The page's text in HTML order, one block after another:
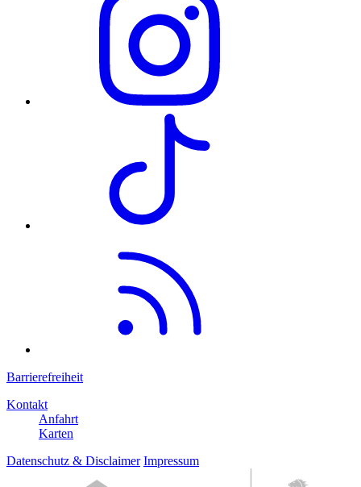
Barrierefreiheit
Kontakt
Anfahrt
Karten
Datenschutz & Disclaimer Impressum